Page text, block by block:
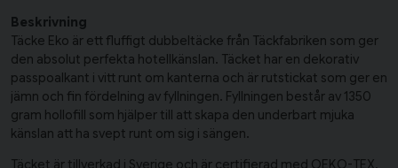
Beskrivning
Täcke Eko är ett fluffigt dubbeltäcke från Täckfabriken som ger
den absolut perfekta hotellkänslan. Täcket har en dekorativ
passpoalkant i vitt runt om kanterna och är rutstickat som ger en
jämn och fin fördelning av fyllningen. Fyllningen består av 1350
gram hollofill som hjälper till att skapa den underbart mjuka
känslan att ha svept runt om sig i sängen.
Täcket är tillverkad i Sverige och är certifierad med OEKO-TEX,